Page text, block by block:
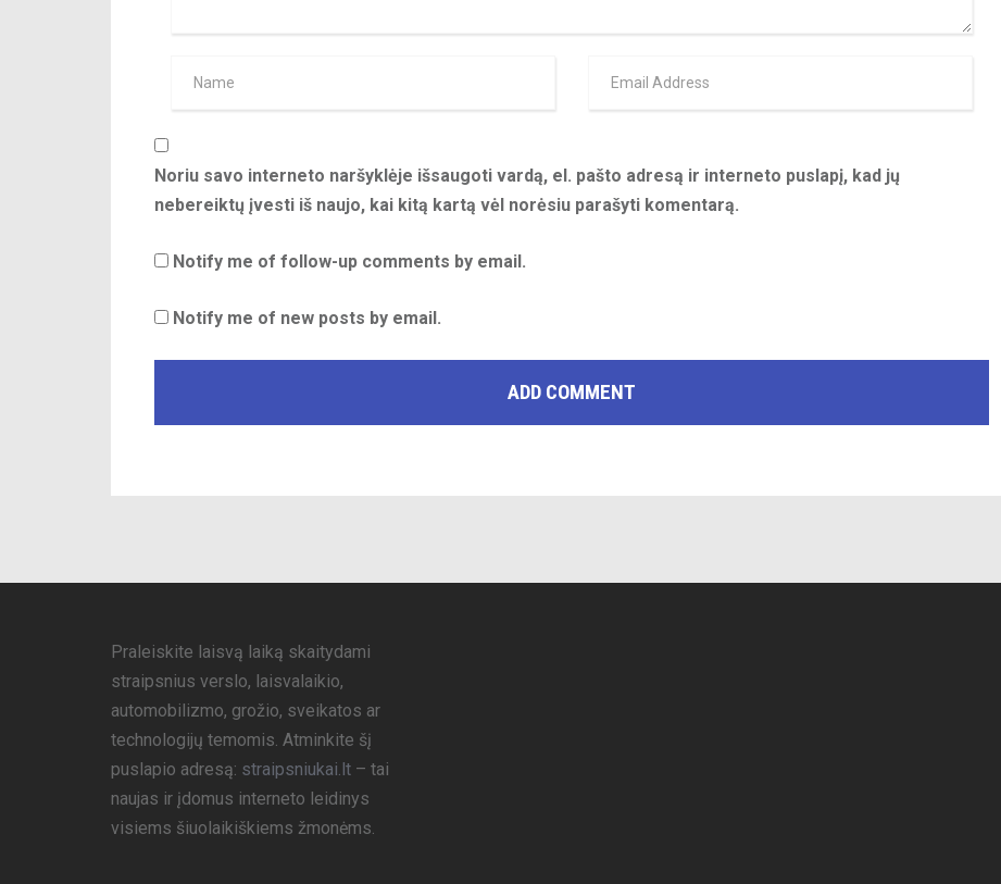
Noriu savo interneto naršyklėje išsaugoti vardą, el. pašto adresą ir interneto puslapį, kad jų
nebereiktų įvesti iš naujo, kai kitą kartą vėl norėsiu parašyti komentarą.
Notify me of follow-up comments by email.
Notify me of new posts by email.
Praleiskite laisvą laiką skaitydami
straipsnius verslo, laisvalaikio,
automobilizmo, grožio, sveikatos ar
technologijų temomis. Atminkite šį
puslapio adresą: straipsniukai.lt – tai
naujas ir įdomus interneto leidinys
visiems šiuolaikiškiems žmonėms.